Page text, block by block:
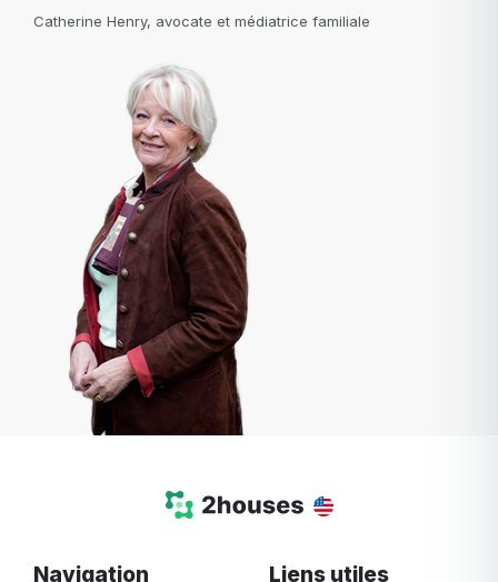
Catherine Henry, avocate et médiatrice familiale
Navigation Liens utiles